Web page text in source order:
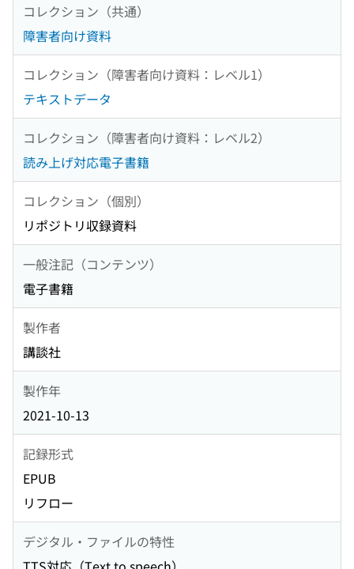
コレクション（共通）
障害者向け資料
コレクション（障害者向け資料：レベル1）
テキストデータ
コレクション（障害者向け資料：レベル2）
読み上げ対応電子書籍
コレクション（個別）
リポジトリ収録資料
一般注記（コンテンツ）
電子書籍
製作者
講談社
製作年
2021-10-13
記録形式
EPUB
リフロー
デジタル・ファイルの特性